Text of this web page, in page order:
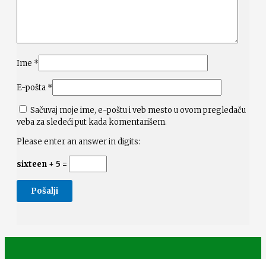
Ime *
E-pošta *
Sačuvaj moje ime, e-poštu i veb mesto u ovom pregledaču
veba za sledeći put kada komentarišem.
Please enter an answer in digits:
sixteen + 5 =